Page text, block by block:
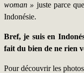
woman » juste parce
Indonésie.
Bref, je suis en
fait du bien de ne rien
Pour découvrir les